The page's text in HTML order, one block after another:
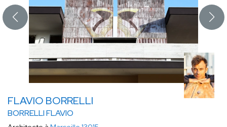
FLAVIO BORRELLI
BORRELLI FLAVIO